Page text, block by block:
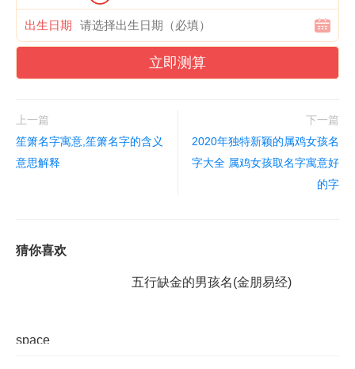
出生日期
立即测算
上一篇
笙箫名字寓意,笙箫名字的含义
意思解释
下一篇
2020年独特新颖的属鸡女孩名
字大全 属鸡女孩取名字寓意好
的字
猜你喜欢
space
五行缺金的男孩名(金朋易经)